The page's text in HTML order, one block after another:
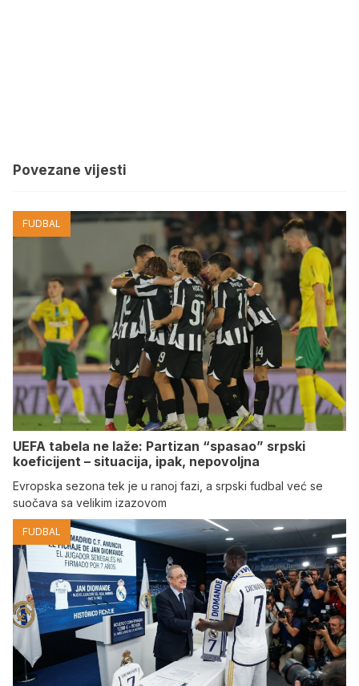
Povezane vijesti
FUDBAL
UEFA tabela ne laže: Partizan “spasao” srpski
koeficijent – situacija, ipak, nepovoljna
Evropska sezona tek je u ranoj fazi, a srpski fudbal već se
suočava sa velikim izazovom
FUDBAL